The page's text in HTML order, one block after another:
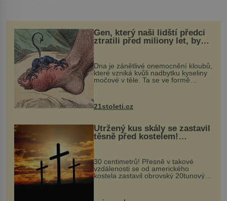
Gen, který naši lidští předci
ztratili před miliony let, by
mohl pomoci s léčbou
„nemoci králů“
Dna je zánětlivé onemocnění kloubů,
které vzniká kvůli nadbytku kyseliny
močové v těle. Ta se ve formě
nohou, a způsobuje bole...
21stoleti.cz
Utržený kus skály se zastavil
těsně před kostelem!
Ochránila ho boží síla?
30 centimetrů! Přesně v takové
vzdálenosti se od amerického
kostela zastavil obrovský 20tunový